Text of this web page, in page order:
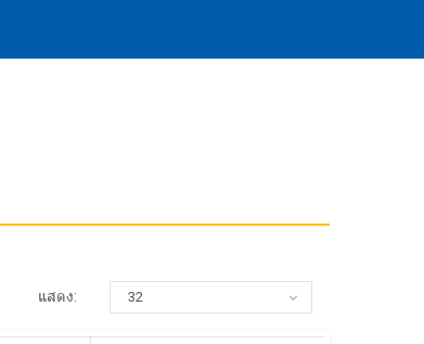
แสดง: